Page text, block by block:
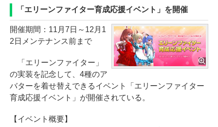
「エリーンファイター育成応援イベント」を開催
開催期間：11月7日～12月1
2日メンテナンス前まで
「エリーンファイター」
の実装を記念して、4種のア
バターを着せ替えできるイベント「エリーンファイター
育成応援イベント」が開催されている。
【イベント概要】